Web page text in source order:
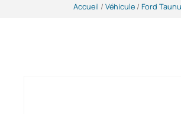
Accueil / Véhicule/ Ford